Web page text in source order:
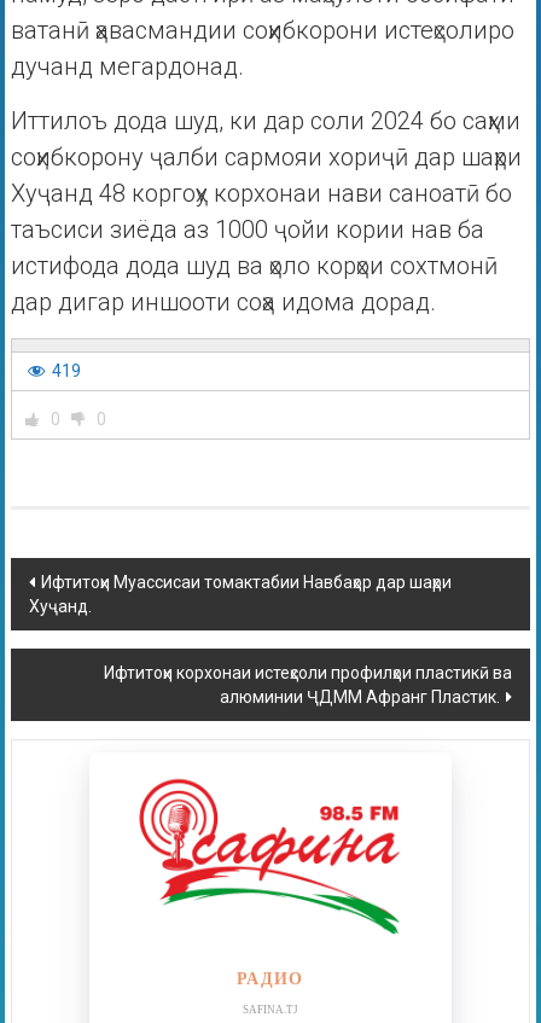
ватанӣ ҳавасмандии соҳибкорони истеҳсолиро
дучанд мегардонад.
Иттилоъ дода шуд, ки дар соли 2024 бо саҳми
соҳибкорону ҷалби сармояи хориҷӣ дар шаҳри
Хуҷанд 48 коргоҳу корхонаи нави саноатӣ бо
таъсиси зиёда аз 1000 ҷойи кории нав ба
истифода дода шуд ва ҳоло корҳои сохтмонӣ
дар дигар иншооти соҳа идома дорад.
419
0 0
Ифтитоҳи Муассисаи томактабии Навбаҳор дар шаҳри
Хуҷанд.
Ифтитоҳи корхонаи истеҳсоли профилҳои пластикӣ ва
алюминии ҶДММ Афранг Пластик.
РАДИО
SAFINA.TJ